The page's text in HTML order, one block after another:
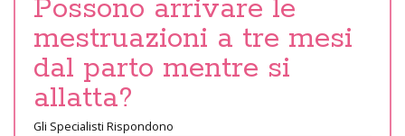
Possono arrivare le
mestruazioni a tre mesi
dal parto mentre si
allatta?
Gli Specialisti Rispondono